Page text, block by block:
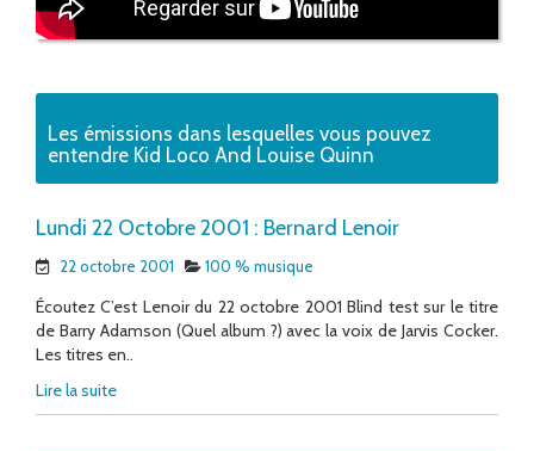
Les émissions dans lesquelles vous pouvez
entendre Kid Loco And Louise Quinn
Lundi 22 Octobre 2001 : Bernard Lenoir
22 octobre 2001 100 % musique
Écoutez C’est Lenoir du 22 octobre 2001 Blind test sur le titre
de Barry Adamson (Quel album ?) avec la voix de Jarvis Cocker.
Les titres en..
Lire la suite